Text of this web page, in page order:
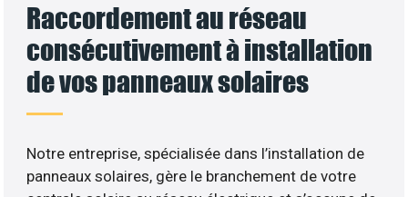
Raccordement au réseau
consécutivement à installation
de vos panneaux solaires
Notre entreprise, spécialisée dans l’installation de
panneaux solaires, gère le branchement de votre